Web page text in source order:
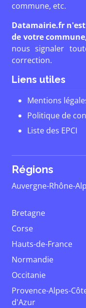
commune, etc.
Datamairie.fr
de votre
nous signaler
correction.
Liens utiles
Mentions
Politique de
Liste des EPCI
Régions
Auvergne-Rhône-
Bretagne
Corse
Hauts-de-France
Normandie
Occitanie
Provence-Alpes-Côte
d'Azur